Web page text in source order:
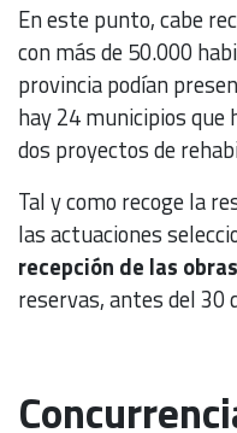
En este punto, cabe
con más de 50.000
provincia podían
hay 24 municipios que
dos proyectos de
Tal y como recoge la
las actuaciones
recepción de las
reservas, antes del 30